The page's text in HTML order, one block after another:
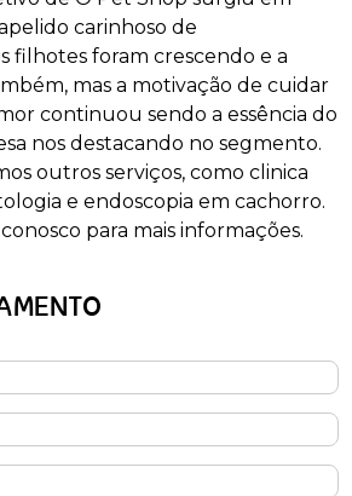
carinhoso de
filhotes foram crescendo e a
mas a motivação de cuidar
continuou sendo a essência do
nos destacando no segmento.
outros serviços, como clinica
e endoscopia em cachorro.
para mais informações.